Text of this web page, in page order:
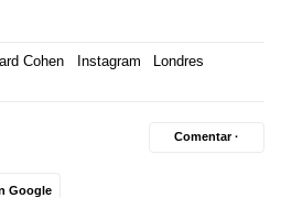
Cohen Instagram
Londres
Google
Comentar ·